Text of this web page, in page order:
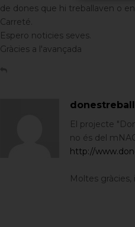
de dones que hi treballaven o
Carreté.
Espero noticies seves.
Gràcies a l'avançada
El projecte
no és del
http://
Moltes gràcies,